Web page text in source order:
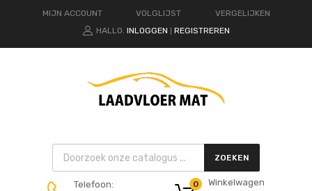
MIJN ACCOUNT VOLGLIJST
VERGELIJKEN
HALLO. INLOGGEN REGISTREREN
Products search ZOEKEN
Telefoon: Winkelwagen
0